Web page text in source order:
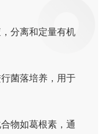
分离和定量有机
菌落培养，用于
物如葛根素，通